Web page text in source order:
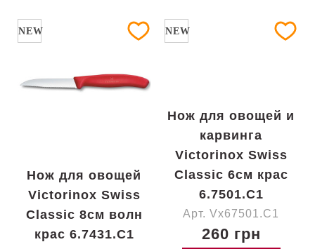
NEW
Нож для овощей
Victorinox Swiss
Classic 8см волн
крас 6.7431.C1
NEW
Нож для овощей и
карвинга
Victorinox Swiss
Classic 6см крас
6.7501.C1
Арт. Vx67501.C1
260 грн